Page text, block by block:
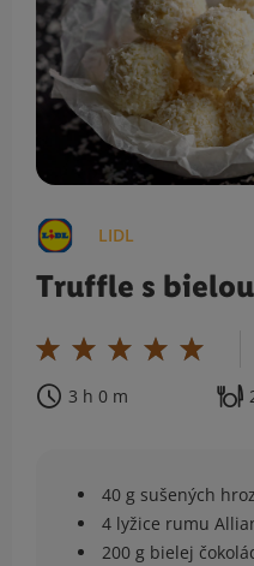
LIDL
Truffle s
3 h 0 m
40 g sušených
4 lyžice rumu
200 g bielej